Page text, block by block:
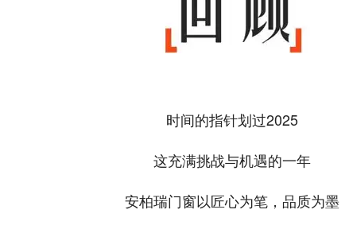
时间的指针划过2025
这充满挑战与机遇的一年
安柏瑞门窗以匠心为笔，品质为墨